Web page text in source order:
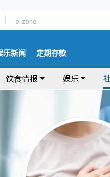
e-zone
乐新闻 定期存款
饮食情报 娱乐